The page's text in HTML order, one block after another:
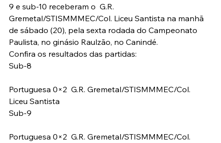
9 e sub-10 receberam o  G.R.
Gremetal/STISMMMEC/Col. Liceu Santista na manhã
de sábado (20), pela sexta rodada do Campeonato
Paulista, no ginásio Raulzão, no Canindé.
Confira os resultados das partidas:
Sub-8
Portuguesa 0×2  G.R. Gremetal/STISMMMEC/Col.
Liceu Santista
Sub-9
Portuguesa 0×2  G.R. Gremetal/STISMMMEC/Col.